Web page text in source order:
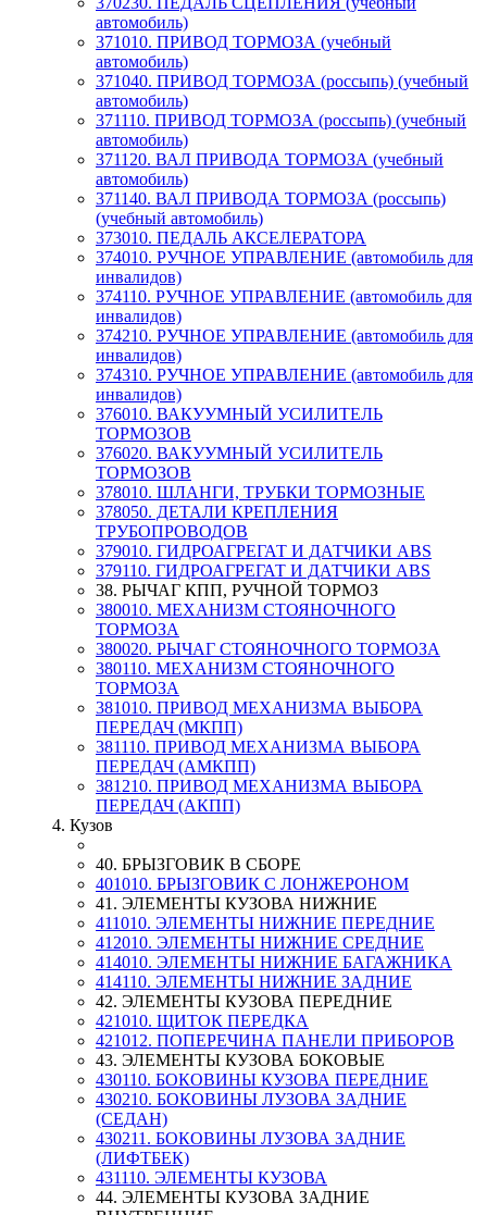
автомобиль)
371010. ПРИВОД ТОРМОЗА (учебный
автомобиль)
371040. ПРИВОД ТОРМОЗА (россыпь) (учебный
автомобиль)
371110. ПРИВОД ТОРМОЗА (россыпь) (учебный
автомобиль)
371120. ВАЛ ПРИВОДА ТОРМОЗА (учебный
автомобиль)
371140. ВАЛ ПРИВОДА ТОРМОЗА (россыпь)
(учебный автомобиль)
373010. ПЕДАЛЬ АКСЕЛЕРАТОРА
374010. РУЧНОЕ УПРАВЛЕНИЕ (автомобиль для
инвалидов)
374110. РУЧНОЕ УПРАВЛЕНИЕ (автомобиль для
инвалидов)
374210. РУЧНОЕ УПРАВЛЕНИЕ (автомобиль для
инвалидов)
374310. РУЧНОЕ УПРАВЛЕНИЕ (автомобиль для
инвалидов)
376010. ВАКУУМНЫЙ УСИЛИТЕЛЬ
ТОРМОЗОВ
376020. ВАКУУМНЫЙ УСИЛИТЕЛЬ
ТОРМОЗОВ
378010. ШЛАНГИ, ТРУБКИ ТОРМОЗНЫЕ
378050. ДЕТАЛИ КРЕПЛЕНИЯ
ТРУБОПРОВОДОВ
379010. ГИДРОАГРЕГАТ И ДАТЧИКИ АВS
379110. ГИДРОАГРЕГАТ И ДАТЧИКИ АВS
38. РЫЧАГ КПП, РУЧНОЙ ТОРМОЗ
380010. МЕХАНИЗМ СТОЯНОЧНОГО
ТОРМОЗА
380020. РЫЧАГ СТОЯНОЧНОГО ТОРМОЗА
380110. МЕХАНИЗМ СТОЯНОЧНОГО
ТОРМОЗА
381010. ПРИВОД МЕХАНИЗМА ВЫБОРА
ПЕРЕДАЧ (МКПП)
381110. ПРИВОД МЕХАНИЗМА ВЫБОРА
ПЕРЕДАЧ (АМКПП)
381210. ПРИВОД МЕХАНИЗМА ВЫБОРА
ПЕРЕДАЧ (АКПП)
4. Кузов
40. БРЫЗГОВИК В СБОРЕ
401010. БРЫЗГОВИК С ЛОНЖЕРОНОМ
41. ЭЛЕМЕНТЫ КУЗОВА НИЖНИЕ
411010. ЭЛЕМЕНТЫ НИЖНИЕ ПЕРЕДНИЕ
412010. ЭЛЕМЕНТЫ НИЖНИЕ СРЕДНИЕ
414010. ЭЛЕМЕНТЫ НИЖНИЕ БАГАЖНИКА
414110. ЭЛЕМЕНТЫ НИЖНИЕ ЗАДНИЕ
42. ЭЛЕМЕНТЫ КУЗОВА ПЕРЕДНИЕ
421010. ЩИТОК ПЕРЕДКА
421012. ПОПЕРЕЧИНА ПАНЕЛИ ПРИБОРОВ
43. ЭЛЕМЕНТЫ КУЗОВА БОКОВЫЕ
430110. БОКОВИНЫ КУЗОВА ПЕРЕДНИЕ
430210. БОКОВИНЫ ЛУЗОВА ЗАДНИЕ
(СЕДАН)
430211. БОКОВИНЫ ЛУЗОВА ЗАДНИЕ
(ЛИФТБЕК)
431110. ЭЛЕМЕНТЫ КУЗОВА
44. ЭЛЕМЕНТЫ КУЗОВА ЗАДНИЕ